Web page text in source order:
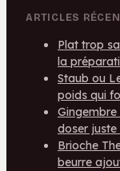
ARTICLES
Plat trop
la
Staub ou
poids qui
Gingembre
doser
Brioche
beurre